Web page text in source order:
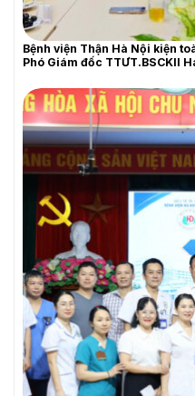
YÊU CẦU BÁO GIÁ
Bệnh viện Thận Hà Nội kiện
Phó Giám đốc TTƯT.BSCKII